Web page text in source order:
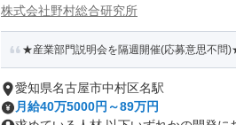
株式会社野村総合研究所
★産業部門説明会を隔週開催(応募意思不問
愛知県名古屋市中村区名駅
月給40万5000円～89万円